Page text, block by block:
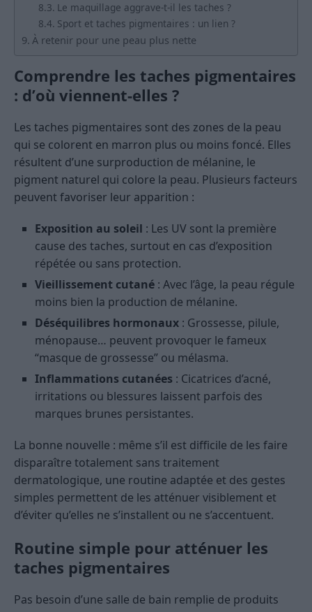
Le maquillage aggrave-t-il les taches ?
Sport et taches pigmentaires : un lien ?
À retenir pour une peau plus nette
Comprendre les taches pigmentaires
: d’où viennent-elles ?
Les taches pigmentaires sont des zones de la peau
qui se colorent en marron plus ou moins foncé. Elles
résultent d’une surproduction de mélanine, le
pigment naturel qui colore la peau. Plusieurs facteurs
peuvent favoriser leur apparition :
Exposition au soleil : Les UV sont la première
cause des taches, surtout en cas d’exposition
répétée ou sans protection.
Vieillissement cutané : Avec l’âge, la peau régule
moins bien la production de mélanine.
Déséquilibres hormonaux : Grossesse, pilule,
ménopause… peuvent provoquer le fameux
“masque de grossesse” ou mélasma.
Inflammations cutanées : Cicatrices d’acné,
irritations ou blessures laissent parfois des
marques brunes persistantes.
La bonne nouvelle : même s’il est difficile de les faire
disparaître totalement sans traitement
dermatologique, une routine adaptée et des gestes
simples permettent de les atténuer visiblement et
d’éviter qu’elles ne s’installent ou ne s’accentuent.
Routine simple pour atténuer les
taches pigmentaires
Pas besoin d’une salle de bain remplie de produits